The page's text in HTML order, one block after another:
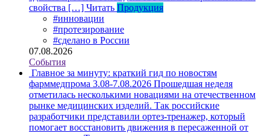
свойства […] Читать Продукция
#инновации
#протезирование
#сделано в России
07.08.2026
События
Главное за минуту: краткий гид по новостям
фарммедпрома 3.08-7.08.2026 Прошедшая неделя
отметилась несколькими новациями на отечественном
рынке медицинских изделий. Так российские
разработчики представили ортез-тренажер, который
помогает восстановить движения в пересаженной от